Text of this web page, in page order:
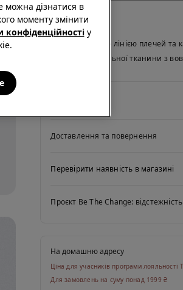
Опис
Светр зі спущеною лінією плечей
виготовлена зі щільної тканини з
Доставлення та повернення
Перевірити наявність в магазині
Проєкт Be The Change: відстежність
На домашню адресу
Ціна для учасників програми лояльності
Для замовлень на суму понад 1999 ₴
можна дізнатися в
моменту змінити
у